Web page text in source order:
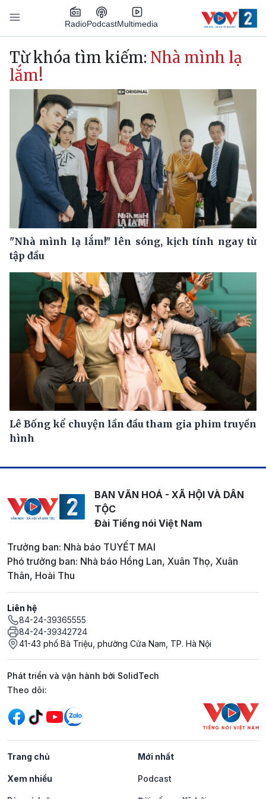
Nhảy đến nội dung
RadioPodcastMultimedia
Main navigation
Từ khóa tìm kiếm: Nhà mình lạ
lắm!
"Nhà mình lạ lắm!" lên sóng, kịch tính ngay từ
tập đầu
Lê Bống kể chuyện lần đầu tham gia phim truyền
hình
BAN VĂN HOÁ - XÃ HỘI VÀ DÂN
TỘC
Đài Tiếng nói Việt Nam
Trưởng ban: Nhà báo TUYẾT MAI
Phó trưởng ban: Nhà báo Hồng Lan, Xuân Thọ, Xuân
Thân, Hoài Thu
Liên hệ
84-24-39365555
84-24-39342724
41-43 phố Bà Triệu, phường Cửa Nam, TP. Hà Nội
Phát triển và vận hành bởi SolidTech
Mạng xã hội
Theo dõi:
Trang chủ Mới nhất
Xem nhiều Podcast